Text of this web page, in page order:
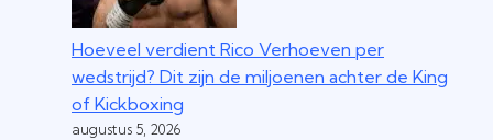
Hoeveel verdient Rico Verhoeven per
wedstrijd? Dit zijn de miljoenen achter de King
of Kickboxing
augustus 5, 2026